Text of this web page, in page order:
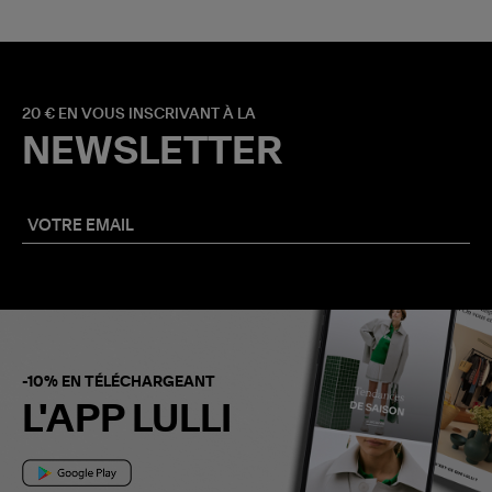
20 € EN VOUS INSCRIVANT À LA
NEWSLETTER
-10% EN TÉLÉCHARGEANT
L'APP LULLI